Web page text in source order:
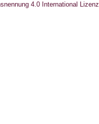
4.0 International Lizenz